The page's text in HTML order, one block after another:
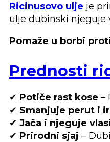
Ricinusovo ulje je
ulje dubinski njeguje
Pomaže u borbi
Prednosti
✔ Potiče rast kose –
✔ Smanjuje perut i
✔ Jača i njeguje
✔ Prirodni sjaj –